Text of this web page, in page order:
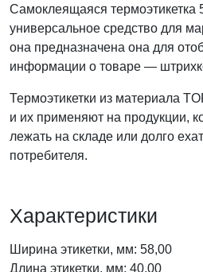
Самоклеящаяся
универсальное средство для
она предназначена она для
информации о товаре —
Термоэтикетки из материала
и их применяют на продукции,
лежать на складе или долго
потребителя.
Характеристики
Ширина этикетки, мм: 58,00
Длина этикетки, мм: 40,00